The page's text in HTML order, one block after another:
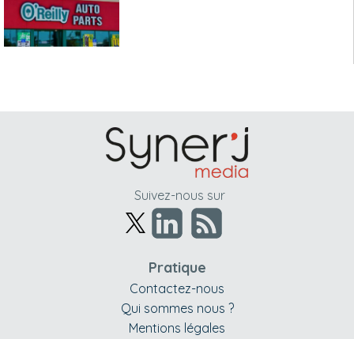
Suivez-nous sur
Pratique
Contactez-nous
Qui sommes nous ?
Mentions légales